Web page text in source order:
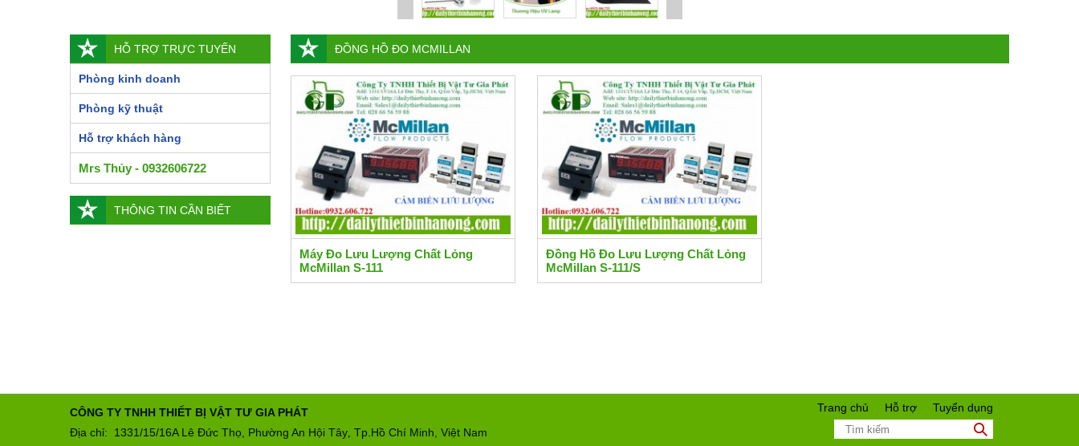
HỖ TRỢ TRỰC TUYẾN
Phòng kinh doanh
Phòng kỹ thuật
Hỗ trợ khách hàng
Mrs Thủy - 0932606722
THÔNG TIN CẦN BIẾT
ĐỒNG HỒ ĐO MCMILLAN
Máy Đo Lưu Lượng Chất Lỏng
McMillan S-111
Đồng Hồ Đo Lưu Lượng Chất Lỏng
McMillan S-111/S
CÔNG TY TNHH THIẾT BỊ VẬT TƯ GIA PHÁT
Địa chỉ: 1331/15/16A Lê Đức Thọ, Phường An Hội Tây, Tp.Hồ Chí Minh, Việt Nam
Trang chủ Hỗ trợ Tuyển dụng